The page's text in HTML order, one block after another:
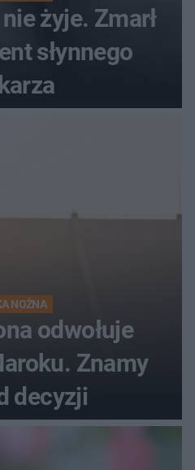
żyje. Zmarł
słynnego
NOŻNA
odwołuje
Znamy
decyzji